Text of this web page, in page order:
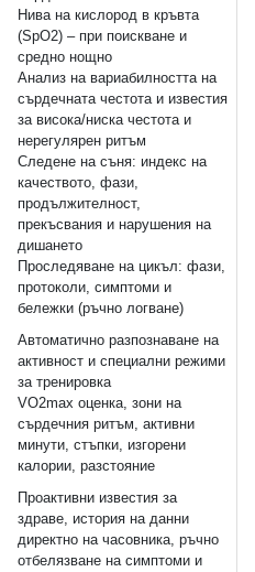
Нива на кислород в кръвта
(SpO2) – при поискване и
средно нощно
Анализ на вариабилността на
сърдечната честота и известия
за висока/ниска честота и
нерегулярен ритъм
Следене на съня: индекс на
качеството, фази,
продължителност,
прекъсвания и нарушения на
дишането
Проследяване на цикъл: фази,
протоколи, симптоми и
бележки (ръчно логване)
Автоматично разпознаване на
активност и специални режими
за тренировка
VO2max оценка, зони на
сърдечния ритъм, активни
минути, стъпки, изгорени
калории, разстояние
Проактивни известия за
здраве, история на данни
директно на часовника, ръчно
отбелязване на симптоми и